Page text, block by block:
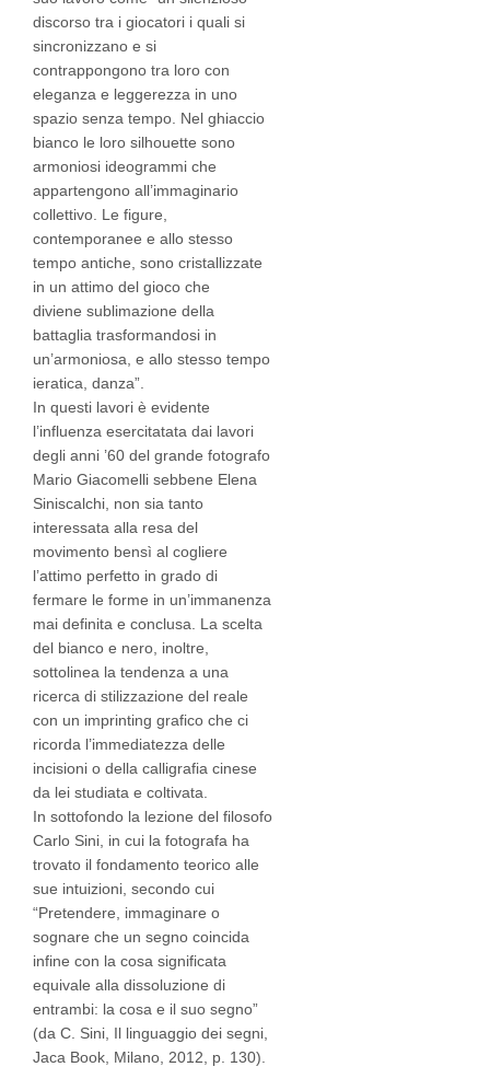
discorso tra i giocatori i quali si
sincronizzano e si
contrappongono tra loro con
eleganza e leggerezza in uno
spazio senza tempo. Nel ghiaccio
bianco le loro silhouette sono
armoniosi ideogrammi che
appartengono all’immaginario
collettivo. Le figure,
contemporanee e allo stesso
tempo antiche, sono cristallizzate
in un attimo del gioco che
diviene sublimazione della
battaglia trasformandosi in
un’armoniosa, e allo stesso tempo
ieratica, danza”.
In questi lavori è evidente
l’influenza esercitatata dai lavori
degli anni ’60 del grande fotografo
Mario Giacomelli sebbene Elena
Siniscalchi, non sia tanto
interessata alla resa del
movimento bensì al cogliere
l’attimo perfetto in grado di
fermare le forme in un’immanenza
mai definita e conclusa. La scelta
del bianco e nero, inoltre,
sottolinea la tendenza a una
ricerca di stilizzazione del reale
con un imprinting grafico che ci
ricorda l’immediatezza delle
incisioni o della calligrafia cinese
da lei studiata e coltivata.
In sottofondo la lezione del filosofo
Carlo Sini, in cui la fotografa ha
trovato il fondamento teorico alle
sue intuizioni, secondo cui
“Pretendere, immaginare o
sognare che un segno coincida
infine con la cosa significata
equivale alla dissoluzione di
entrambi: la cosa e il suo segno”
(da C. Sini, Il linguaggio dei segni,
Jaca Book, Milano, 2012, p. 130).